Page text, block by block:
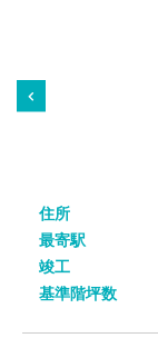
住所
最寄駅
竣工
基準階坪数